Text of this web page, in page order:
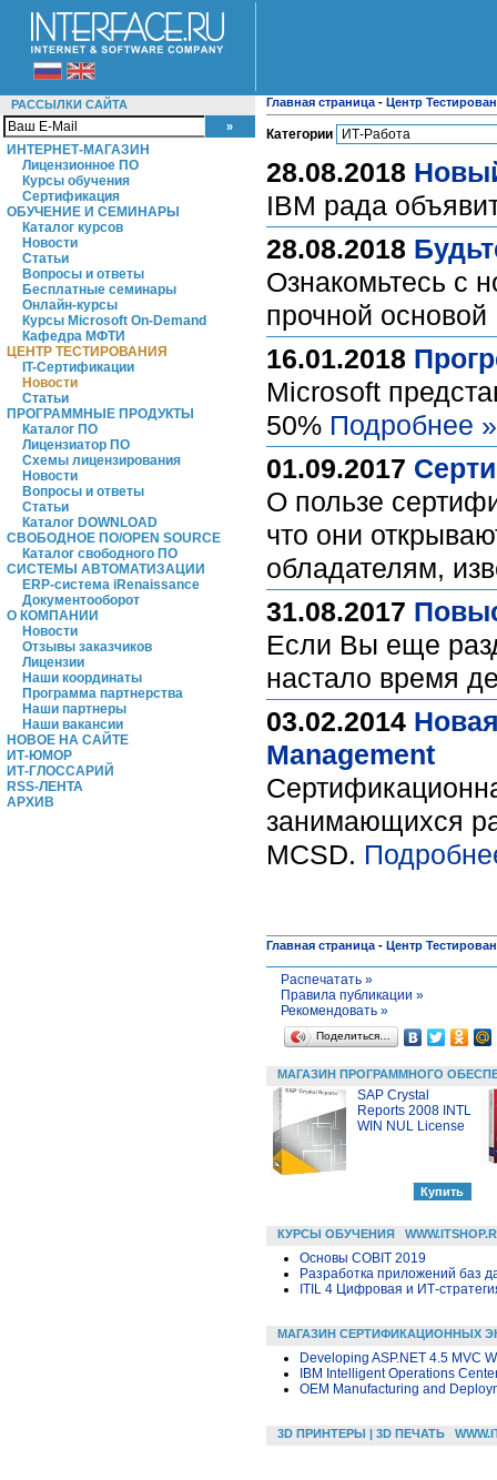
РАССЫЛКИ САЙТА
ИНТЕРНЕТ-МАГАЗИН
Лицензионное ПО
Курсы обучения
Сертификация
ОБУЧЕНИЕ И СЕМИНАРЫ
Каталог курсов
Новости
Статьи
Вопросы и ответы
Бесплатные семинары
Онлайн-курсы
Курсы Microsoft On-Demand
Кафедра МФТИ
ЦЕНТР ТЕСТИРОВАНИЯ
IT-Сертификации
Новости
Статьи
ПРОГРАММНЫЕ ПРОДУКТЫ
Каталог ПО
Лицензиатор ПО
Схемы лицензирования
Новости
Вопросы и ответы
Статьи
Каталог DOWNLOAD
СВОБОДНОЕ ПО/OPEN SOURCE
Каталог свободного ПО
СИСТЕМЫ АВТОМАТИЗАЦИИ
ERP-система iRenaissance
Документооборот
О КОМПАНИИ
Новости
Отзывы заказчиков
Лицензии
Наши координаты
Программа партнерства
Наши партнеры
Наши вакансии
НОВОЕ НА САЙТЕ
ИТ-ЮМОР
ИТ-ГЛОССАРИЙ
RSS-ЛЕНТА
АРХИВ
Главная страница - Центр
Категории
28.08.2018
IBM рада
28.08.2018
Ознакомьтесь с
прочной
16.01.2018
Microsoft
50% Подробнее »
01.09.2017
О пользе
что они
обладателям,
31.08.2017
Если Вы еще
настало время
03.02.2014
Management
занимающихся
MCSD.
Главная страница - Центр
Распечатать »
Правила публикации »
Рекомендовать »
Поделиться…
МАГАЗИН ПРОГРАММНОГО
SAP Crystal
Reports 2008 INTL
WIN NUL License
КУРСЫ ОБУЧЕНИЯ
Основы COBIT 2019
Разработка приложений баз
ITIL 4 Цифровая и ИТ-
МАГАЗИН СЕРТИФИКАЦИОННЫХ
Developing ASP.NET 4.5 MVC
IBM Intelligent Operations
OEM Manufacturing and
3D ПРИНТЕРЫ | 3D ПЕЧАТЬ